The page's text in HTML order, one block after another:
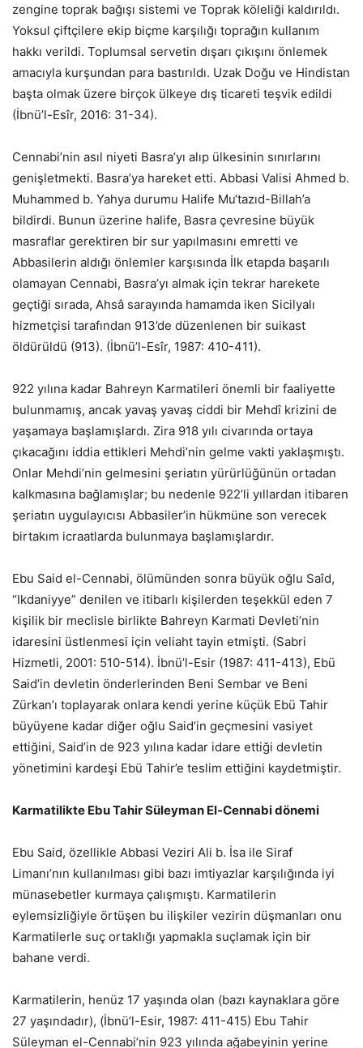
zengine toprak bağışı sistemi ve Toprak köleliği kaldırıldı.
Yoksul çiftçilere ekip biçme karşılığı toprağın kullanım
hakkı verildi. Toplumsal servetin dışarı çıkışını önlemek
amacıyla kurşundan para bastırıldı. Uzak Doğu ve Hindistan
başta olmak üzere birçok ülkeye dış ticareti teşvik edildi
(İbnü’l-Esîr, 2016: 31-34).
Cennabi’nin asıl niyeti Basra’yı alıp ülkesinin sınırlarını
genişletmekti. Basra’ya hareket etti. Abbasi Valisi Ahmed b.
Muhammed b. Yahya durumu Halife Mu‘tazıd-Billah’a
bildirdi. Bunun üzerine halife, Basra çevresine büyük
masraflar gerektiren bir sur yapılmasını emretti ve
Abbasilerin aldığı önlemler karşısında İlk etapda başarılı
olamayan Cennabi, Basra’yı almak için tekrar harekete
geçtiği sırada, Ahsâ sarayında hamamda iken Sicilyalı
hizmetçisi tarafından 913’de düzenlenen bir suikast
öldürüldü (913). (İbnü’l-Esîr, 1987: 410-411).
922 yılına kadar Bahreyn Karmatileri önemli bir faaliyette
bulunmamış, ancak yavaş yavaş ciddi bir Mehdî krizini de
yaşamaya başlamışlardı. Zira 918 yılı civarında ortaya
çıkacağını iddia ettikleri Mehdi’nin gelme vakti yaklaşmıştı.
Onlar Mehdi’nin gelmesini şeriatın yürürlüğünün ortadan
kalkmasına bağlamışlar; bu nedenle 922’li yıllardan itibaren
şeriatın uygulayıcısı Abbasiler’in hükmüne son verecek
birtakım icraatlarda bulunmaya başlamışlardır.
Ebu Said el-Cennabi, ölümünden sonra büyük oğlu Saîd,
“Ikdaniyye” denilen ve itibarlı kişilerden teşekkül eden 7
kişilik bir meclisle birlikte Bahreyn Karmati Devleti’nin
idaresini üstlenmesi için veliaht tayin etmişti. (Sabri
Hizmetli, 2001: 510-514). İbnü’l-Esir (1987: 411-413), Ebü
Said’in devletin önderlerinden Beni Sembar ve Beni
Zürkan’ı toplayarak onlara kendi yerine küçük Ebü Tahir
büyüyene kadar diğer oğlu Said’in geçmesini vasiyet
ettiğini, Said’in de 923 yılına kadar idare ettiği devletin
yönetimini kardeşi Ebü Tahir’e teslim ettiğini kaydetmiştir.
Karmatilikte Ebu Tahir Süleyman El-Cennabi dönemi
Ebu Said, özellikle Abbasi Veziri Ali b. İsa ile Siraf
Limanı’nın kullanılması gibi bazı imtiyazlar karşılığında iyi
münasebetler kurmaya çalışmıştı. Karmatilerin
eylemsizliğiyle örtüşen bu ilişkiler vezirin düşmanları onu
Karmatilerle suç ortaklığı yapmakla suçlamak için bir
bahane verdi.
Karmatilerin, henüz 17 yaşında olan (bazı kaynaklara göre
27 yaşındadır), (İbnü’l-Esir, 1987: 411-415) Ebu Tahir
Süleyman el-Cennabi’nin 923 yılında ağabeyinin yerine